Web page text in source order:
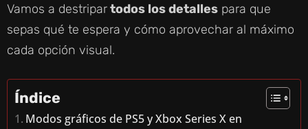
Vamos a destripartodos los detalles para que
sepas qué te espera y cómo aprovechar al máximo
cada opción visual.
Índice
Modos gráficos de PS5 y Xbox Series X en